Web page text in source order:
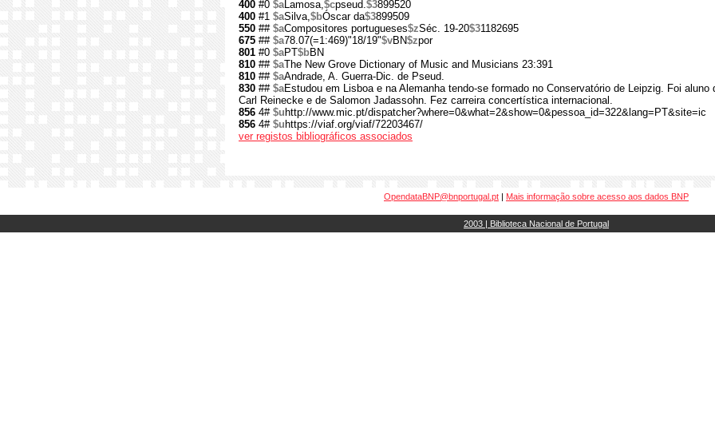
400 #0 $aLamosa,$cpseud.$3899520
400 #1 $aSilva,$bÓscar da$3899509
550 ## $aCompositores portugueses$zSéc. 19-20$31182695
675 ## $a78.07(=1:469)"18/19"$vBN$zpor
801 #0 $aPT$bBN
810 ## $aThe New Grove Dictionary of Music and Musicians 23:391
810 ## $aAndrade, A. Guerra-Dic. de Pseud.
830 ## $aEstudou em Lisboa e na Alemanha tendo-se formado no Conservatório de Leipzig. Foi aluno
Carl Reinecke e de Salomon Jadassohn. Fez carreira concertística internacional.
856 4# $u http://www.mic.pt/dispatcher?where=0&what=2&show=0&pessoa_id=322&lang=PT&site=ic
856 4# $u https://viaf.org/viaf/72203467/
ver registos bibliográficos associados
OpendataBNP@bnportugal.pt | Mais informação sobre acesso aos dados BNP
2003 | Biblioteca Nacional de Portugal